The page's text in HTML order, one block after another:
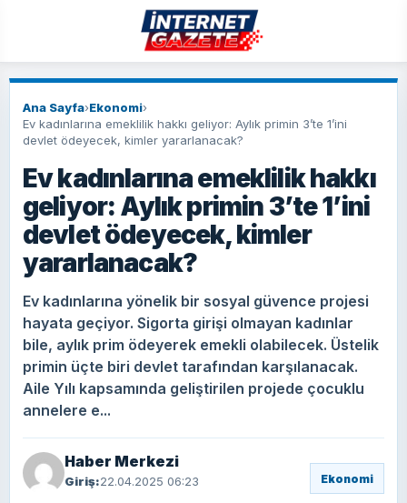
Ana Sayfa›Ekonomi›
Ev kadınlarına emeklilik hakkı geliyor: Aylık primin 3’te 1’ini
devlet ödeyecek, kimler yararlanacak?
Ev kadınlarına emeklilik hakkı
geliyor: Aylık primin 3’te 1’ini
devlet ödeyecek, kimler
yararlanacak?
Ev kadınlarına yönelik bir sosyal güvence projesi
hayata geçiyor. Sigorta girişi olmayan kadınlar
bile, aylık prim ödeyerek emekli olabilecek. Üstelik
primin üçte biri devlet tarafından karşılanacak.
Aile Yılı kapsamında geliştirilen projede çocuklu
annelere e...
Haber Merkezi
Giriş:22.04.2025 06:23 Ekonomi